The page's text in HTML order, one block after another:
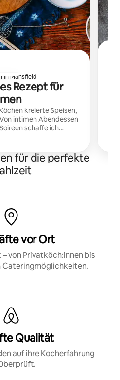
in Mansfield
Rezept für
kreierte Speisen,
intimen Abendessen
schaffe ich
für die perfekte
vor Ort
von Privatköch:innen bis
Cateringmöglichkeiten.
Qualität
auf ihre Kocherfahrung